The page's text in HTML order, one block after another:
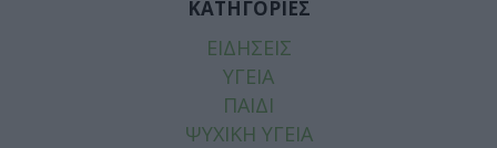
ΚΑΤΗΓΟΡΙΕΣ
ΕΙΔΗΣΕΙΣ
ΥΓΕΙΑ
ΠΑΙΔΙ
ΨΥΧΙΚΗ ΥΓΕΙΑ